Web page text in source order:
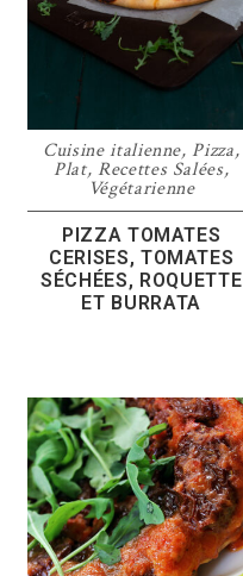
Cuisine italienne, Pizza,
Plat, Recettes Salées,
Végétarienne
PIZZA TOMATES
CERISES, TOMATES
SÉCHÉES, ROQUETTE
ET BURRATA